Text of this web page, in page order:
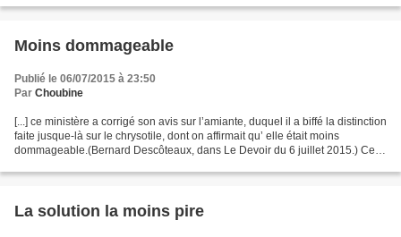
Moins dommageable
Publié le 06/07/2015 à 23:50
Par Choubine
[...] ce ministère a corrigé son avis sur l’amiante, duquel il a biffé la distinction
faite jusque-là sur le chrysotile, dont on affirmait qu’ elle était moins
dommageable.(Bernard Descôteaux, dans Le Devoir du 6 juillet 2015.) Ce
La solution la moins pire